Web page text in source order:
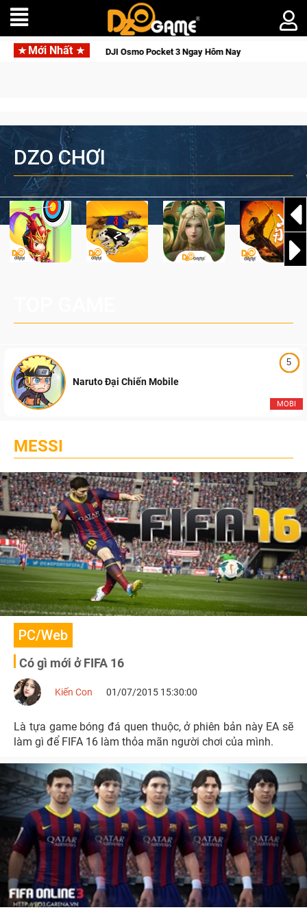
Mới Nhất
Tỉnh, Săn DJI Osmo Pocket 3 Ngay Hôm Nay
DZO CHƠI
5
MOBI
Naruto Đại Chiến Mobile
MESSI
PC/Web
Có gì mới ở FIFA 16
Kiến Con 01/07/2015 15:30:00
Là tựa game bóng đá quen thuộc, ở phiên bản này EA sẽ
làm gì để FIFA 16 làm thỏa mãn người chơi của mình.